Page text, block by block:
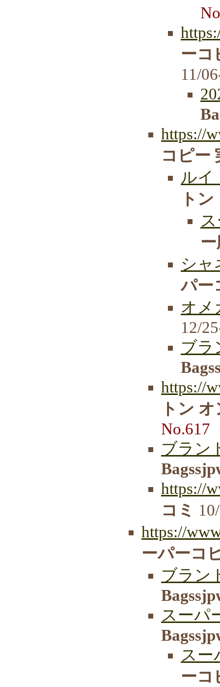
ーコ
11/
https://
コピー
ルイ
ト
シャ
パー
オメ
12/
ブラ
https://
トン
No.617
ブラン
https://
コミ
https://
ーパーコ
ブラン
スーパ
スー
ーコ